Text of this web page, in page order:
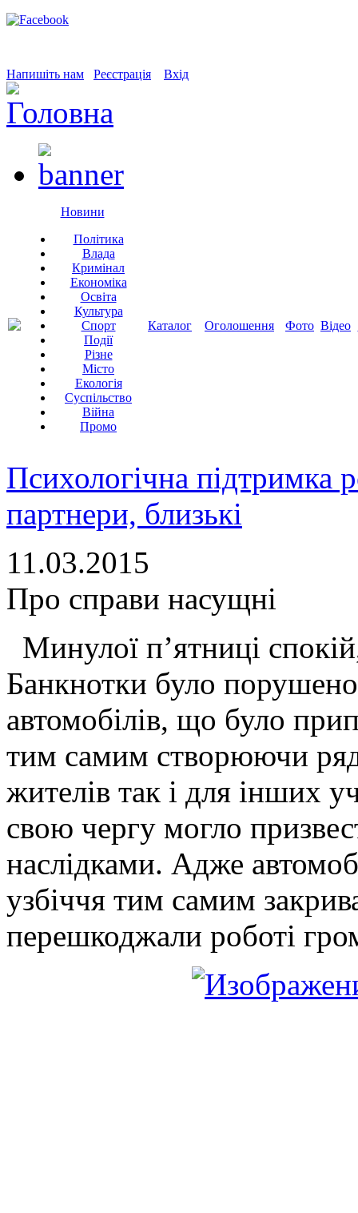
Напишіть нам Реєстрація Вхід
Новини
Політика
Влада
Кримінал
Економіка
Освіта
Культура
Спорт
Події
Різне
Місто
Екологія
Суспільство
Війна
Промо
Каталог Оголошення Фото Відео
Психологічна підтримка
партнери, близькі
11.03.2015
Про справи насущні
Минулої п’ятниці
Банкнотки було
автомобілів, що було
тим самим створюючи
жителів так і для інших
свою чергу могло
наслідками. Адже
узбіччя тим самим
перешкоджали роботі